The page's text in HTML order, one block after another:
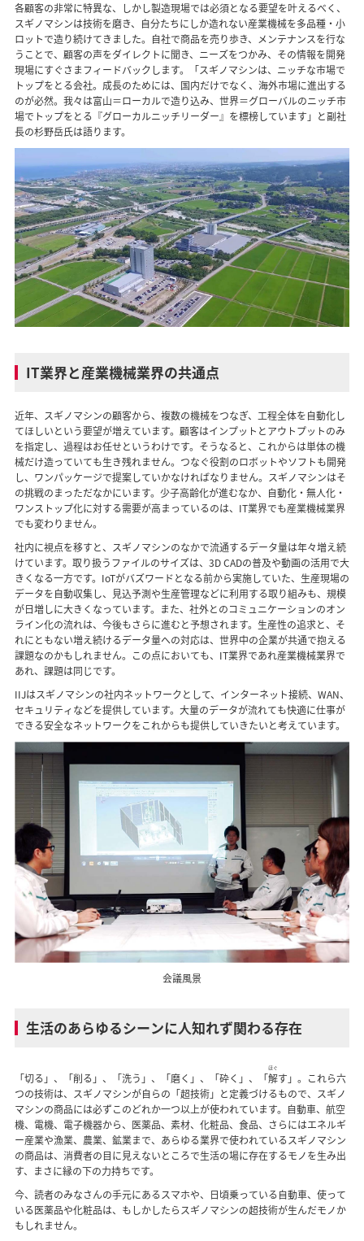
各顧客の非常に特異な、しかし製造現場では必須となる要望を叶えるべく、
スギノマシンは技術を磨き、自分たちにしか造れない産業機械を多品種・小
ロットで造り続けてきました。自社で商品を売り歩き、メンテナンスを行な
うことで、顧客の声をダイレクトに聞き、ニーズをつかみ、その情報を開発
現場にすぐさまフィードバックします。「スギノマシンは、ニッチな市場で
トップをとる会社。成長のためには、国内だけでなく、海外市場に進出する
のが必然。我々は富山＝ローカルで造り込み、世界＝グローバルのニッチ市
場でトップをとる『グローカルニッチリーダー』を標榜しています」と副社
長の杉野岳氏は語ります。
IT業界と産業機械業界の共通点
近年、スギノマシンの顧客から、複数の機械をつなぎ、工程全体を自動化し
てほしいという要望が増えています。顧客はインプットとアウトプットのみ
を指定し、過程はお任せというわけです。そうなると、これからは単体の機
械だけ造っていても生き残れません。つなぐ役割のロボットやソフトも開発
し、ワンパッケージで提案していかなければなりません。スギノマシンはそ
の挑戦のまっただなかにいます。少子高齢化が進むなか、自動化・無人化・
ワンストップ化に対する需要が高まっているのは、IT業界でも産業機械業界
でも変わりません。
社内に視点を移すと、スギノマシンのなかで流通するデータ量は年々増え続
けています。取り扱うファイルのサイズは、3D CADの普及や動画の活用で大
きくなる一方です。IoTがバズワードとなる前から実施していた、生産現場の
データを自動収集し、見込予測や生産管理などに利用する取り組みも、規模
が日増しに大きくなっています。また、社外とのコミュニケーションのオン
ライン化の流れは、今後もさらに進むと予想されます。生産性の追求と、そ
れにともない増え続けるデータ量への対応は、世界中の企業が共通で抱える
課題なのかもしれません。この点においても、IT業界であれ産業機械業界で
あれ、課題は同じです。
IIJはスギノマシンの社内ネットワークとして、インターネット接続、WAN、
セキュリティなどを提供しています。大量のデータが流れても快適に仕事が
できる安全なネットワークをこれからも提供していきたいと考えています。
会議風景
生活のあらゆるシーンに人知れず関わる存在
「切る」、「削る」、「洗う」、「磨く」、「砕く」、「解
ほぐ
す」。これら六
つの技術は、スギノマシンが自らの「超技術」と定義づけるもので、スギノ
マシンの商品には必ずこのどれか一つ以上が使われています。自動車、航空
機、電機、電子機器から、医薬品、素材、化粧品、食品、さらにはエネルギ
ー産業や漁業、農業、鉱業まで、あらゆる業界で使われているスギノマシン
の商品は、消費者の目に見えないところで生活の場に存在するモノを生み出
す、まさに縁の下の力持ちです。
今、読者のみなさんの手元にあるスマホや、日頃乗っている自動車、使って
いる医薬品や化粧品は、もしかしたらスギノマシンの超技術が生んだモノか
もしれません。